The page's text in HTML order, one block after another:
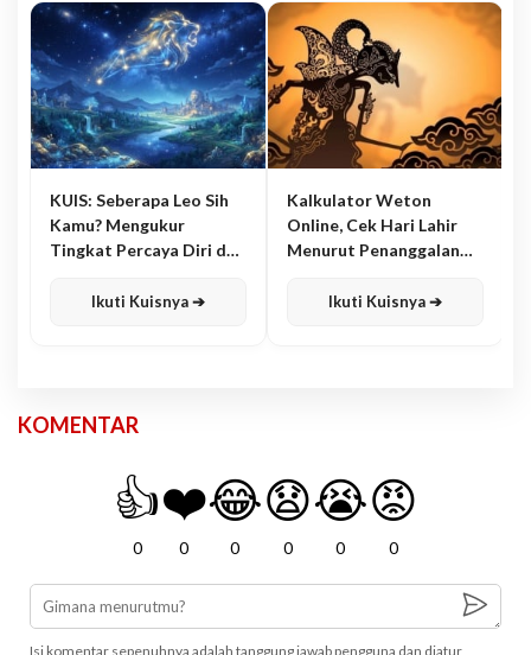
KUIS: Seberapa Leo Sih
Kamu? Mengukur
Tingkat Percaya Diri dan
Ikuti Kuisnya ➔
Kalkulator Weton
Online, Cek Hari Lahir
Menurut Penanggalan
Ikuti Kuisnya ➔
KOMENTAR
👍
0
❤️
0
😂
0
😧
0
😭
0
😡
0
Isi komentar sepenuhnya adalah tanggung jawab pengguna dan diatur